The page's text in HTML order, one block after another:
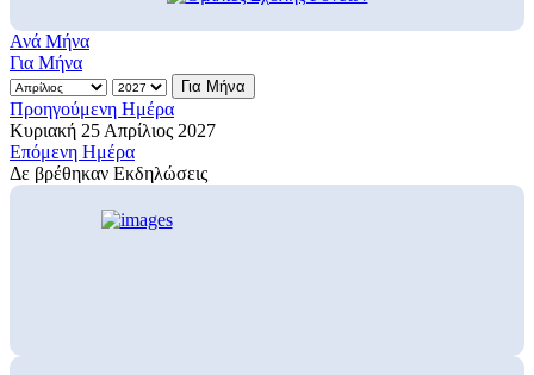
Ανά Μήνα
Για Μήνα
Για Μήνα
Προηγούμενη Ημέρα
Κυριακή 25 Απρίλιος 2027
Επόμενη Ημέρα
Δε βρέθηκαν Εκδηλώσεις